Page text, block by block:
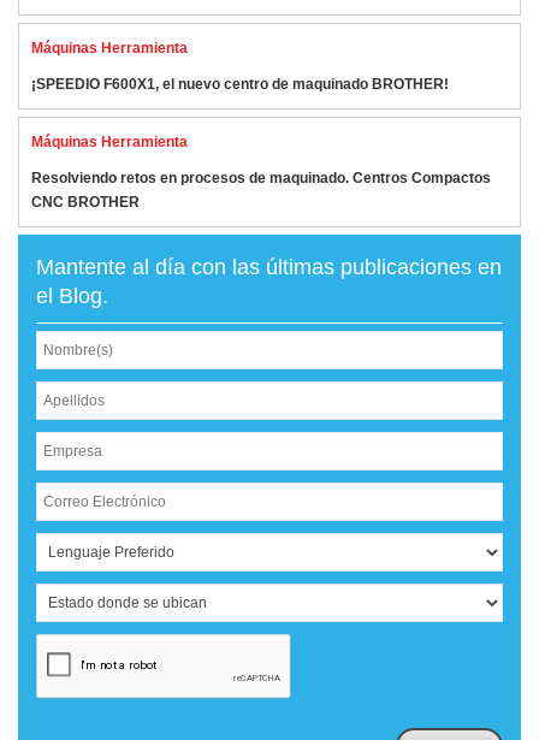
Máquinas Herramienta
¡SPEEDIO F600X1, el nuevo centro de maquinado BROTHER!
Máquinas Herramienta
Resolviendo retos en procesos de maquinado. Centros Compactos
CNC BROTHER
Mantente al día con las últimas publicaciones en
el Blog.